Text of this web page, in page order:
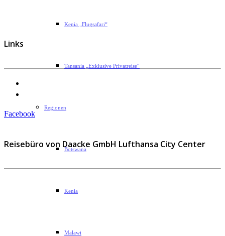
Kenia „Flugsafari“
Tansania „Exklusive Privatreise“
Regionen
Botswana
Kenia
Malawi
Links
Facebook
Reisebüro von Daacke GmbH Lufthansa City Center
D-22609 Hamburg
Fax: 040 82 27 72 30